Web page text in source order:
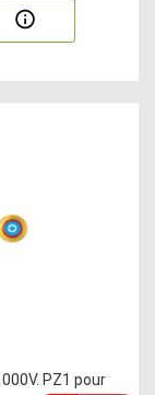
PZ1 pour